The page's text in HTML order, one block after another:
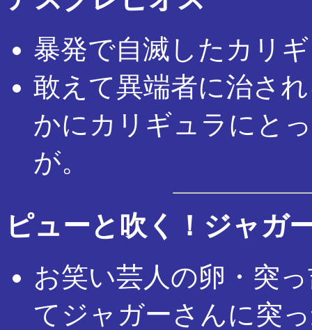
暴発で自滅したカリ
敢えて異端者に治さ
かにカリギュラにと
が。
ピューと吹く！ジャガ
お笑い芸人の卵・突
てジャガーさんに突